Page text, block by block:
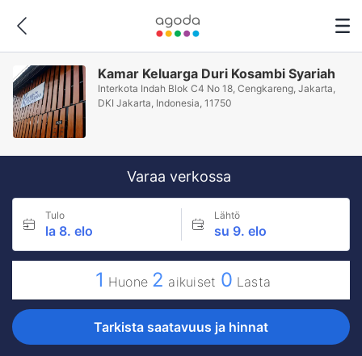
Kamar Keluarga Duri Kosambi Syariah
Interkota Indah Blok C4 No 18, Cengkareng, Jakarta,
DKI Jakarta, Indonesia, 11750
Varaa verkossa
Tulo
la 8. elo
Lähtö
su 9. elo
1 Huone 2 aikuiset 0 Lasta
Tarkista saatavuus ja hinnat